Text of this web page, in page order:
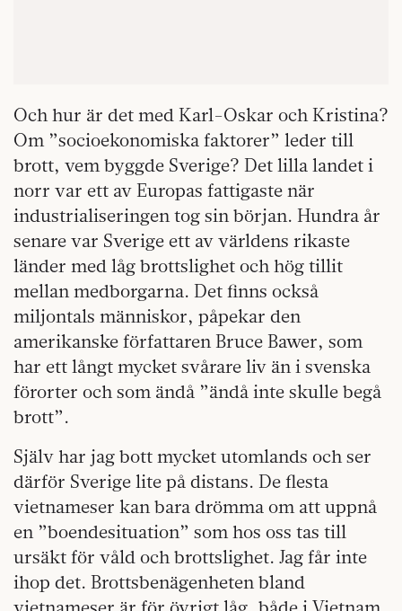
Och hur är det med Karl-Oskar och Kristina?
Om ”socioekonomiska faktorer” leder till
brott, vem byggde Sverige? Det lilla landet i
norr var ett av Europas fattigaste när
industrialiseringen tog sin början. Hundra år
senare var Sverige ett av världens rikaste
länder med låg brottslighet och hög tillit
mellan medborgarna. Det finns också
miljontals människor, påpekar den
amerikanske författaren Bruce Bawer, som
har ett långt mycket svårare liv än i svenska
förorter och som ändå ”ändå inte skulle begå
brott”.
Själv har jag bott mycket utomlands och ser
därför Sverige lite på distans. De flesta
vietnameser kan bara drömma om att uppnå
en ”boendesituation” som hos oss tas till
ursäkt för våld och brottslighet. Jag får inte
ihop det. Brottsbenägenheten bland